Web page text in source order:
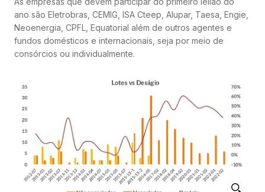
ano são Eletrobras, CEMIG, ISA Cteep, Alupar, Taesa, Engie,
Neoenergia, CPFL, Equatorial além de outros agentes e
fundos domésticos e internacionais, seja por meio de
consórcios ou individualmente.